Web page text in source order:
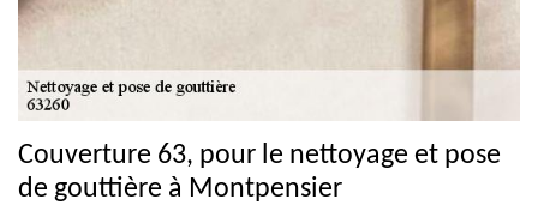
Couverture 63, pour le nettoyage et pose
de gouttière à Montpensier